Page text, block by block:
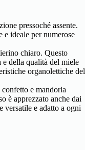
pressoché assente.
e ideale per numerose
chiaro. Questo
della qualità del miele
organolettiche del
e mandorla
è apprezzato anche dai
e adatto a ogni